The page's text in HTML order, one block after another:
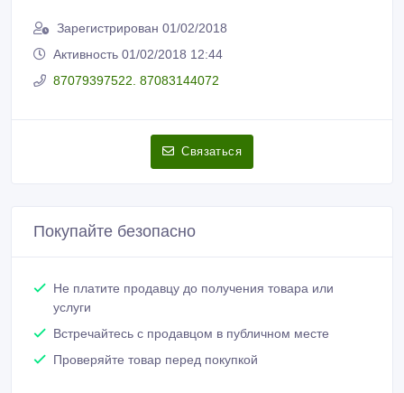
Зарегистрирован 01/02/2018
Активность 01/02/2018 12:44
87079397522. 87083144072
Связаться
Покупайте безопасно
Не платите продавцу до получения товара или
услуги
Встречайтесь с продавцом в публичном месте
Проверяйте товар перед покупкой